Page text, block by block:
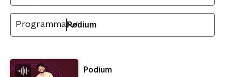
Programma
Podium